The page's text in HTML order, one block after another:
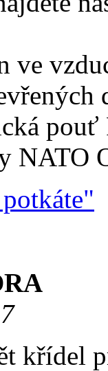
ve
NATO
křídel